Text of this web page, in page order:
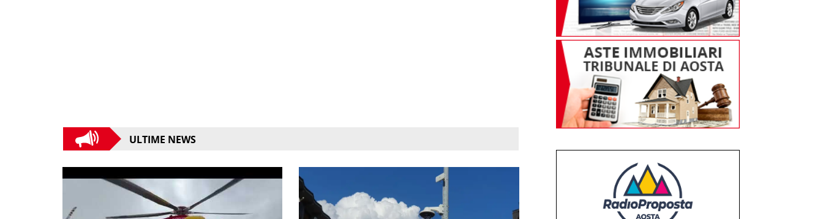
ULTIME NEWS